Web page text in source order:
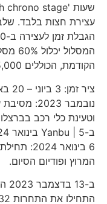
עצירת חצות בלבד. שלב
המסלול
הקודמת, הכוללים 5,000 קילומטרים של שלבים מיוחדים.
המרוץ ופודיום הסיום.